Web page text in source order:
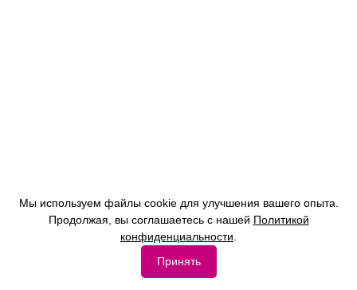
Мы используем файлы cookie для улучшения вашего опыта.
Продолжая, вы соглашаетесь с нашей Политикой
конфиденциальности
Принять